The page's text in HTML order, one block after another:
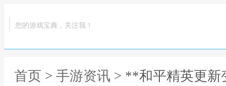
您的游戏宝典，关注我！
首页 > 手游资讯 > **和平精英更新